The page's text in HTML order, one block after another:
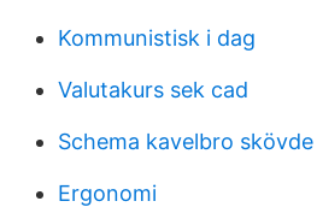
Kommunistisk i dag
Valutakurs sek cad
Schema kavelbro skövde
Ergonomi